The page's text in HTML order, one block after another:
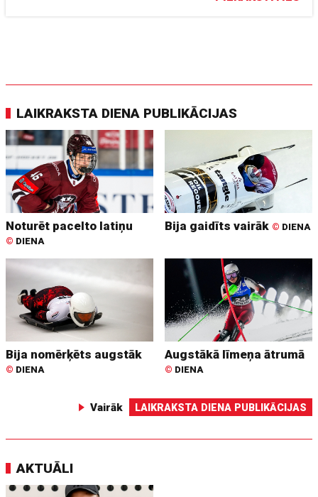
LAIKRAKSTA DIENA PUBLIKĀCIJAS
Noturēt pacelto latiņu
© DIENA
Bija gaidīts vairāk © DIENA
Bija nomērķēts augstāk
© DIENA
Augstākā līmeņa ātrumā
© DIENA
Vairāk LAIKRAKSTA DIENA PUBLIKĀCIJAS
AKTUĀLI